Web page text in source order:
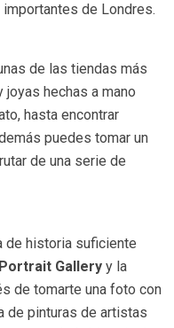
de Londres.
de las tiendas más
hechas a mano
hasta encontrar
puedes tomar un
de una serie de
de historia suficiente
Gallery y la
de tomarte una foto con
de pinturas de artistas